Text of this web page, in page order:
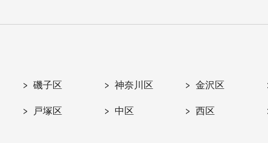
磯子区 神奈川区 金沢区
戸塚区 中区 西区